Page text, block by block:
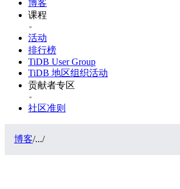
博客
课程
活动
排行榜
TiDB User Group
TiDB 地区组织活动
贡献者专区
社区准则
博客/.../